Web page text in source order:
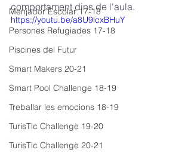
Menjador Escolar 17-18
Persones Refugiades 17-18
Piscines del Futur
Smart Makers 20-21
Smart Pool Challenge 18-19
Treballar les emocions 18-19
TurisTic Challenge 19-20
TurisTic Challenge 20-21
comportament dins de l'aula.
https://youtu.be/a8U9lcxBHuY